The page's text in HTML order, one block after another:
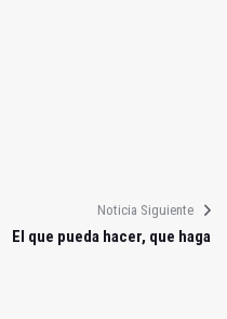
Noticia Siguiente
El que pueda hacer, que haga